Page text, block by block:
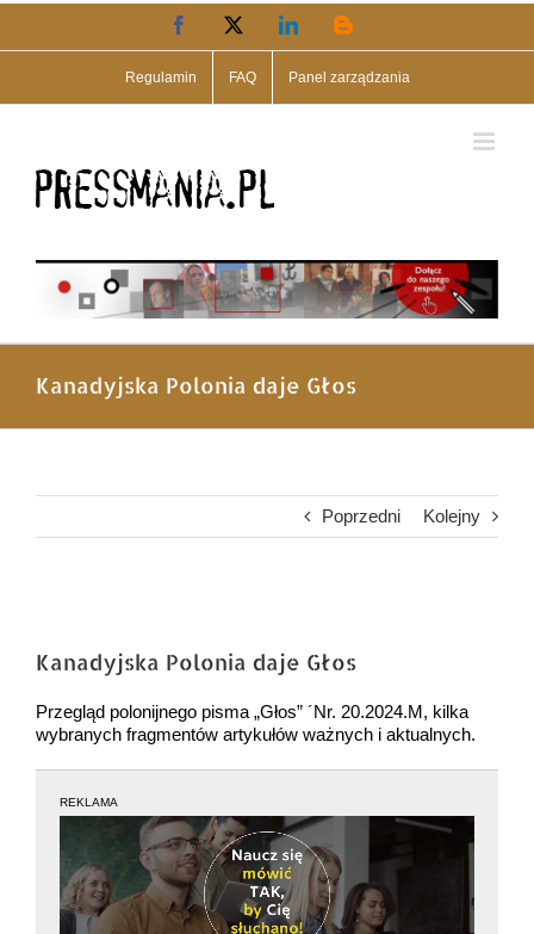
Facebook LinkedInBlogger
Regulamin FAQ Panel zarządzania
Kanadyjska Polonia daje Głos
Poprzedni Kolejny
obrazek
Kanadyjska Polonia daje Głos
Przegląd polonijnego pisma „Głos” ´Nr. 20.2024.M, kilka
wybranych fragmentów artykułów ważnych i aktualnych.
REKLAMA